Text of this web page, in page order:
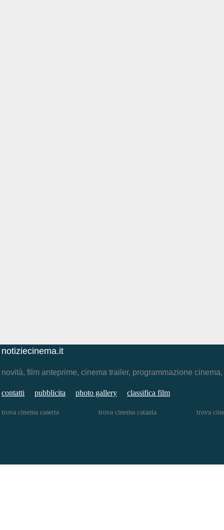
notiziecinema.it
novità, film anteprime, cinema trailer, programmazione
contatti pubblicita photo gallery classifica film
trova cinema caserta trova cinema catania trova